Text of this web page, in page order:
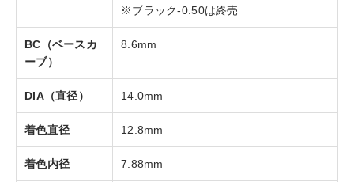
※ブラック-0.50は終売
BC（ベースカ
ーブ）
8.6mm
DIA（直径） 14.0mm
着色直径 12.8mm
着色内径 7.88mm